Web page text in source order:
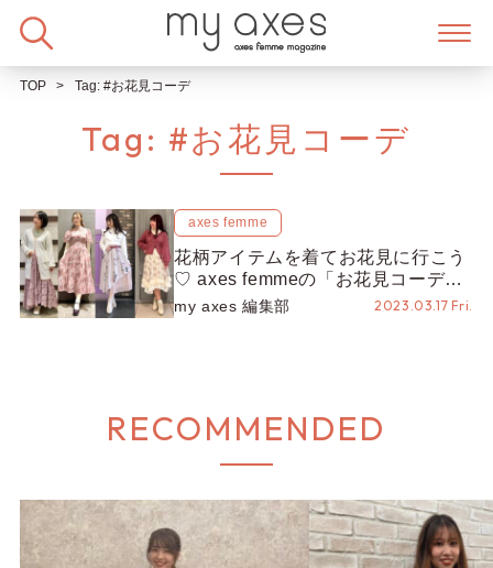
TOP Tag: #お花見コーデ
Tag: #お花見コーデ
axes femme
花柄アイテムを着てお花見に行こう
♡ axes femmeの「お花見コーデ」
をまとめてご紹介！
my axes 編集部 2023.03.17 Fri.
RECOMMENDED